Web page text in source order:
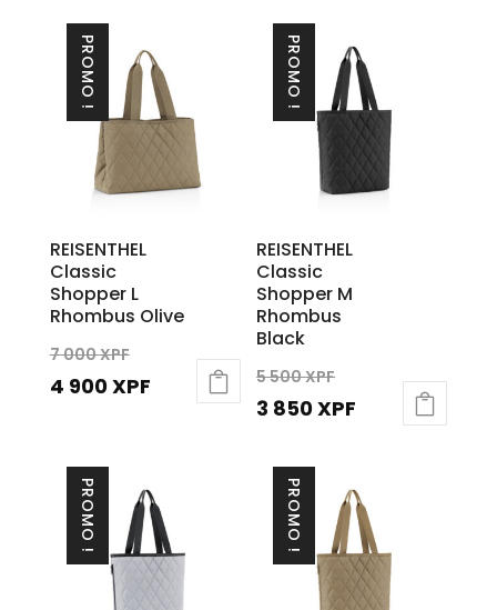
7
000 XPF.
est :
4
900 XPF.
PROMO !
REISENTHEL
Classic
Shopper L
Rhombus Olive
7 000XPF
prix
7
000 XPF.
4 900XPFLe
est :
4
900 XPF.
PROMO !
REISENTHEL
Classic
Shopper M
Rhombus
Black
5 500XPF
prix
5
500 XPF.
3 850XPF
est :
3
850 XPF.
PROMO ! PROMO !